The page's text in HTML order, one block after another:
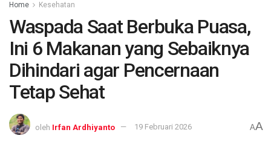
Home Kesehatan
Waspada Saat Berbuka Puasa,
Ini 6 Makanan yang Sebaiknya
Dihindari agar Pencernaan
Tetap Sehat
oleh Irfan Ardhiyanto 19 Februari 2026 AA